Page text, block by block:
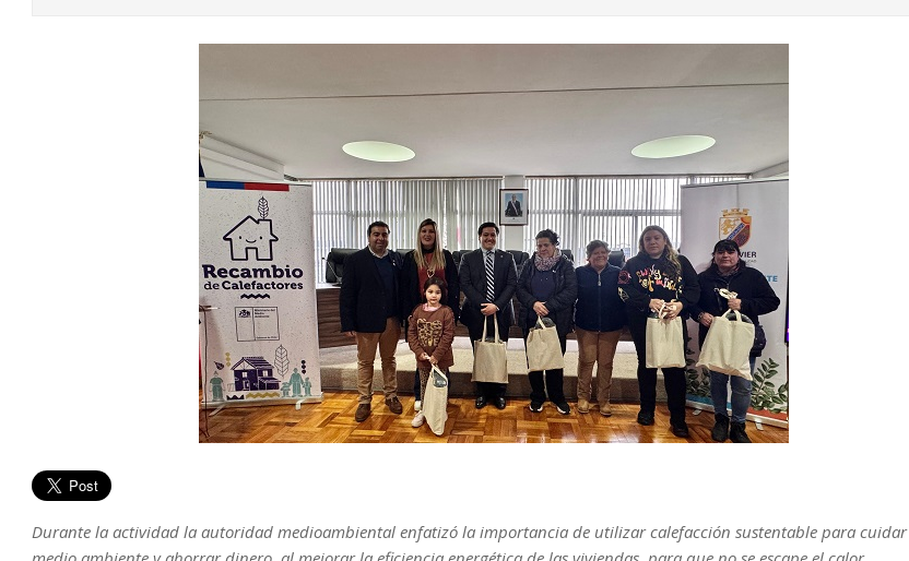
Durante la actividad la autoridad medioambiental enfatizó la importancia de utilizar calefacción sustentable para